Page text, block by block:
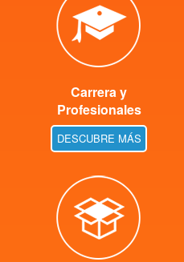
Carrera y
Profesionales
DESCUBRE MÁS